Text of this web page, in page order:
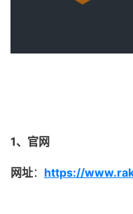
1、官网
网址： https://